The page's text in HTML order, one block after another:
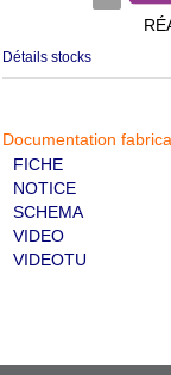
Détails stocks
Documentation
FICHE
NOTICE
SCHEMA
VIDEO
VIDEOTU